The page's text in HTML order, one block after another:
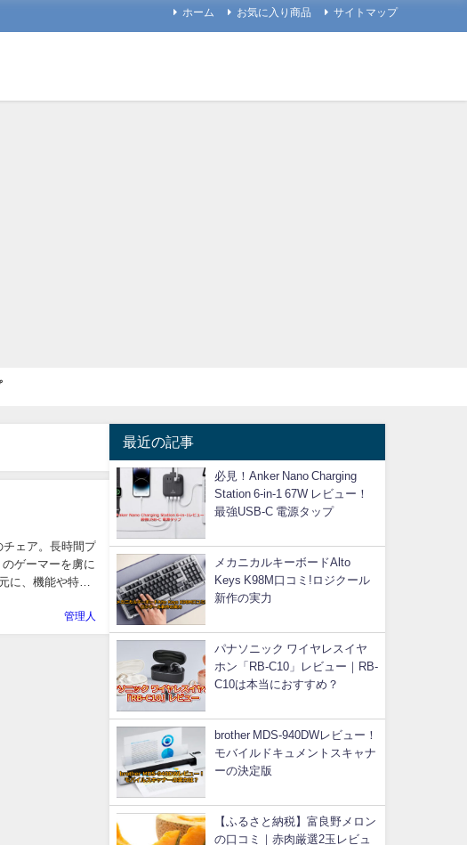
ホーム お気に入り商品 サイトマップ
チェア。長時間プ
ゲーマーを虜に
に、機能や特
管理人
最近の記事
必見！Anker Nano Charging
Station 6-in-1 67W レビュー！
最強USB-C 電源タップ
メカニカルキーボードAlto
Keys K98M口コミ!ロジクール
新作の実力
パナソニック ワイヤレスイヤ
ホン「RB-C10」レビュー｜RB-
C10は本当におすすめ？
brother MDS-940DWレビュー！
モバイルドキュメントスキャナ
ーの決定版
【ふるさと納税】富良野メロン
の口コミ｜赤肉厳選2玉レビュ